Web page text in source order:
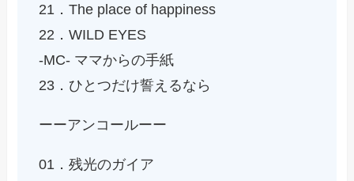
21．The place of happiness
22．WILD EYES
-MC- ママからの手紙
23．ひとつだけ誓えるなら
ーーアンコールーー
01．残光のガイア